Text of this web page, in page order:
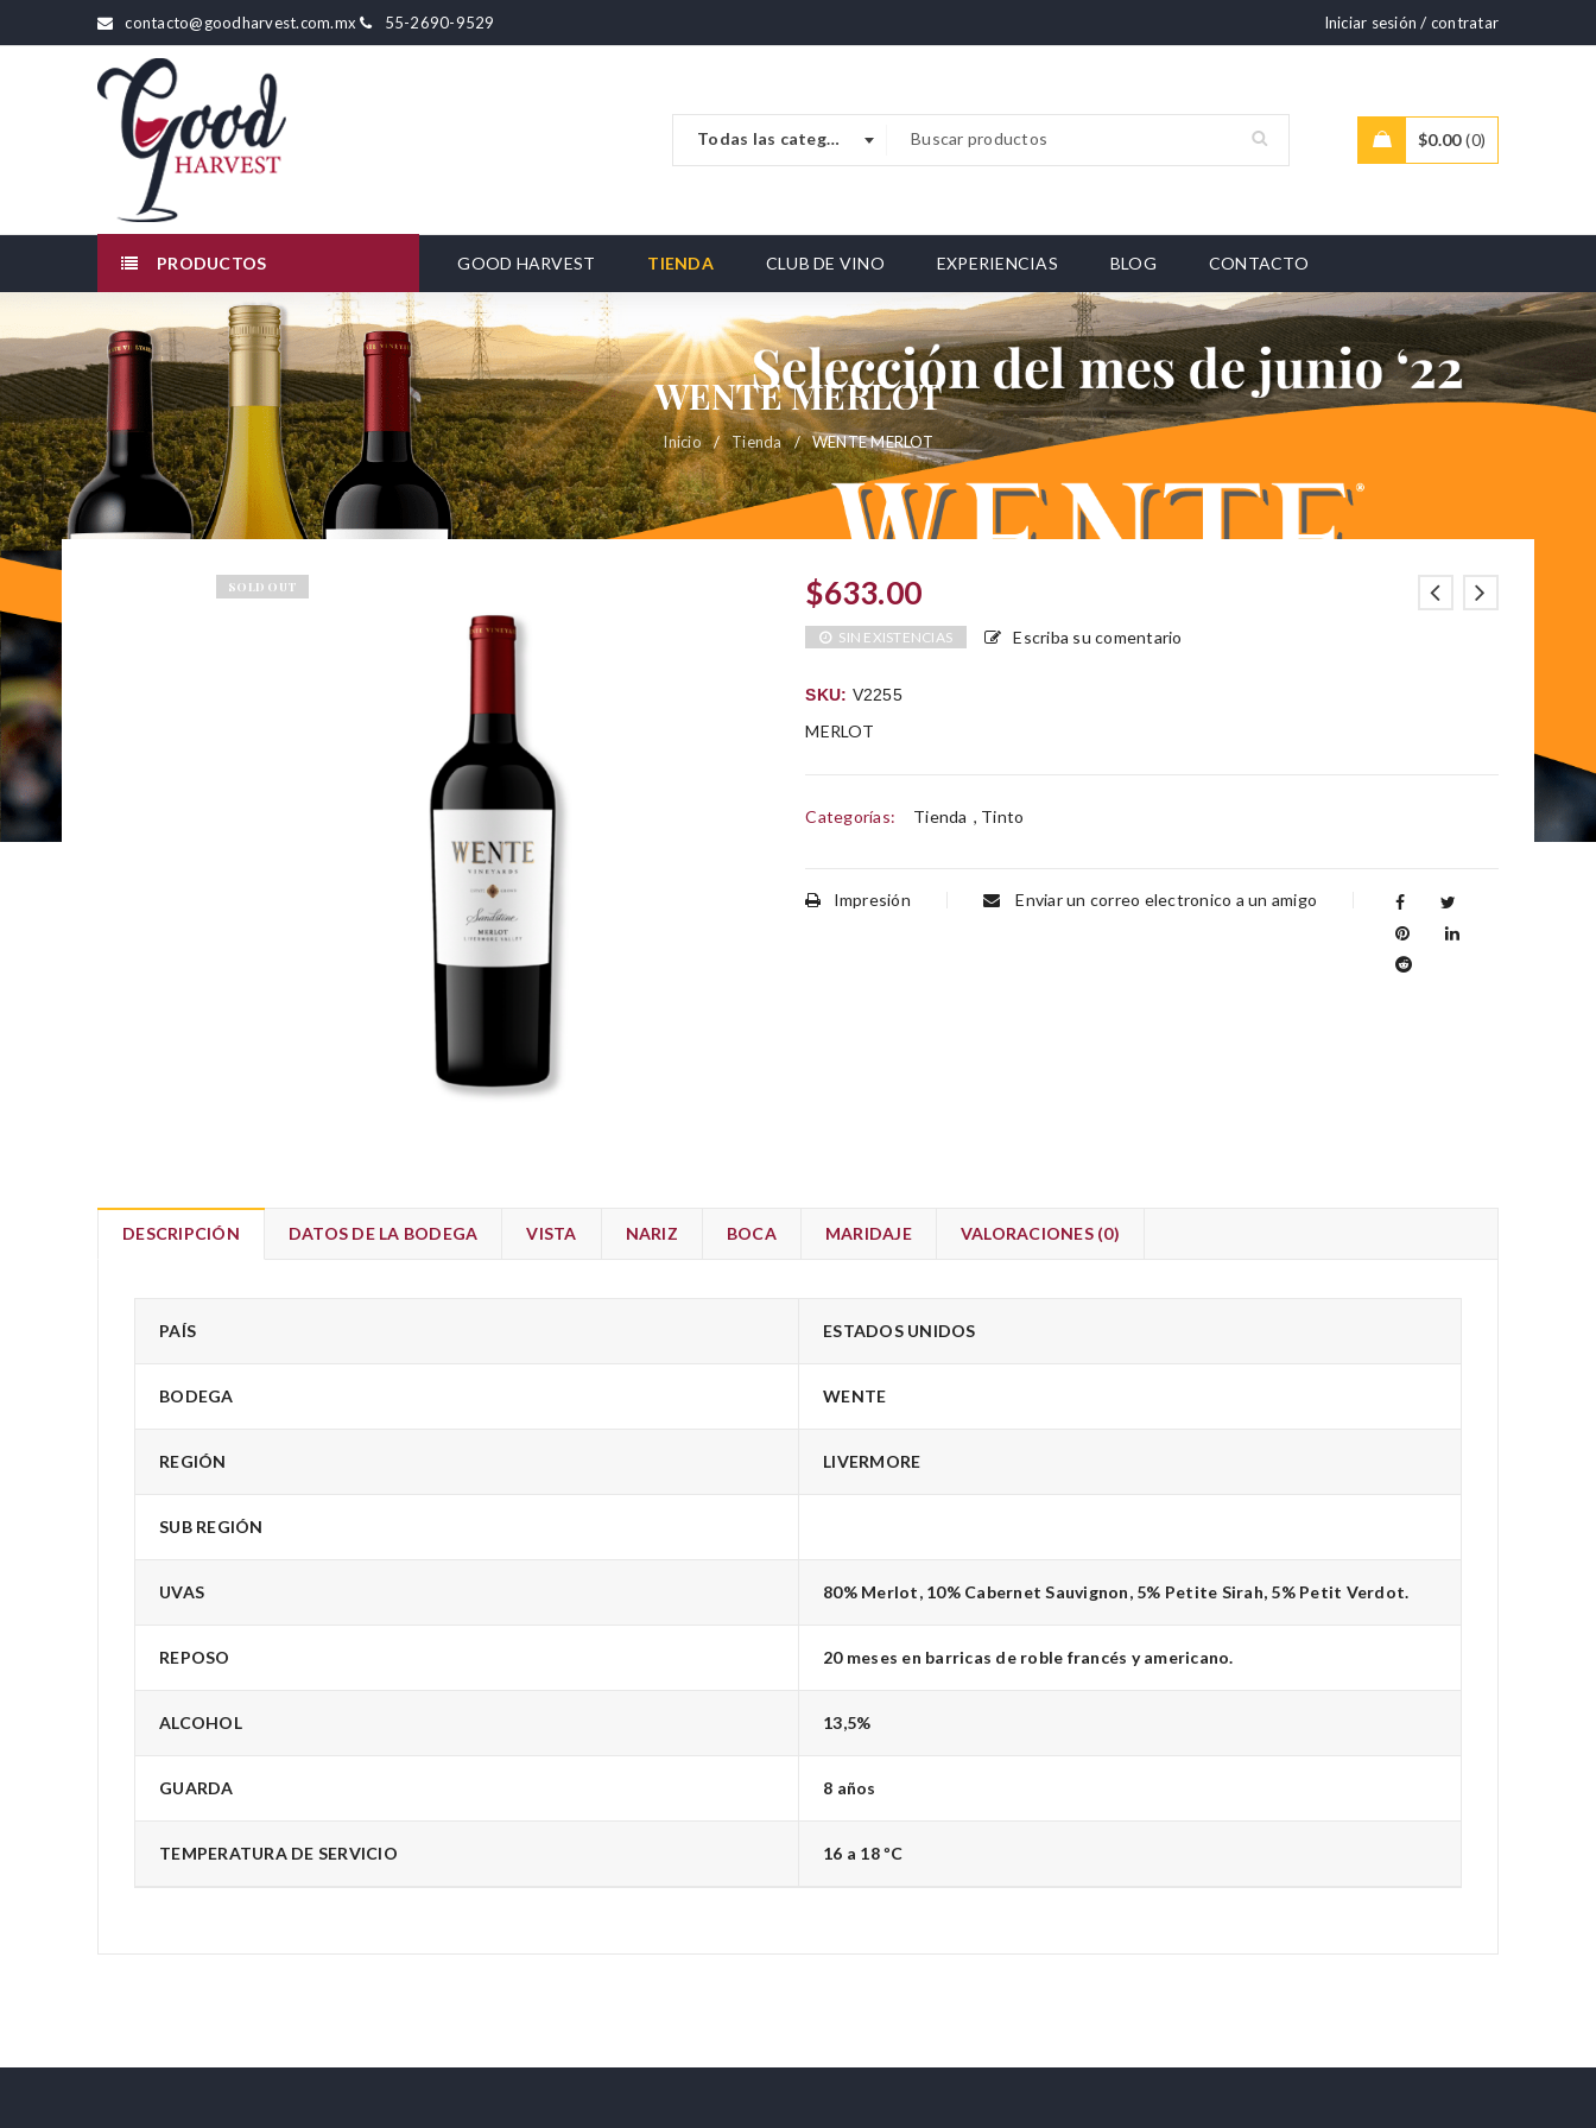
contacto@goodharvest.com.mx 55-2690-9529 Iniciar sesión /contratar
Todas las categorias $0.00 0
PRODUCTOS GOOD HARVEST TIENDA CLUB DE VINO EXPERIENCIAS BLOG CONTACTO
WENTE MERLOT
Inicio / Tienda / WENTE MERLOT
SOLD OUT $633.00
SIN EXISTENCIAS Escriba su comentario
SKU: V2255
MERLOT
Categorías: Tienda , Tinto
Impresión Enviar un correo electronico a un amigo
DESCRIPCIÓN DATOS DE LA BODEGA VISTA NARIZ BOCA MARIDAJE VALORACIONES (0)
PAÍS ESTADOS UNIDOS
BODEGA WENTE
REGIÓN LIVERMORE
SUB REGIÓN
UVAS 80% Merlot, 10% Cabernet Sauvignon, 5% Petite Sirah, 5% Petit Verdot.
REPOSO 20 meses en barricas de roble francés y americano.
ALCOHOL 13,5%
GUARDA 8 años
TEMPERATURA DE SERVICIO 16 a 18 ºC